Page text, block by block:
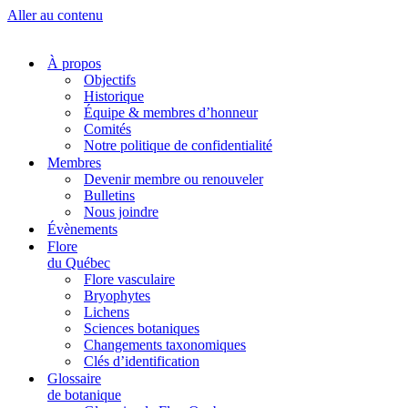
Aller au contenu
À propos
Objectifs
Historique
Équipe & membres d’honneur
Comités
Notre politique de confidentialité
Membres
Devenir membre ou renouveler
Bulletins
Nous joindre
Évènements
Flore
du Québec
Flore vasculaire
Bryophytes
Lichens
Sciences botaniques
Changements taxonomiques
Clés d’identification
Glossaire
de botanique